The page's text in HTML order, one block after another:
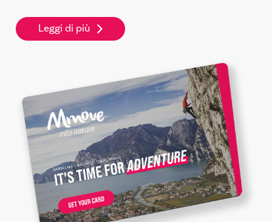
Leggi di più